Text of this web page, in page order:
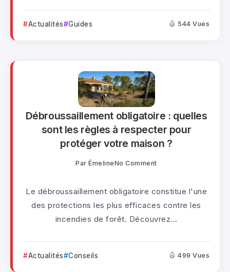
Actualités Guides 544 Vues
Débroussaillement obligatoire : quelles
sont les règles à respecter pour
protéger votre maison ?
Par ÉmelineNo Comment
Le débroussaillement obligatoire constitue l'une
des protections les plus efficaces contre les
incendies de forêt. Découvrez...
Actualités Conseils 499 Vues